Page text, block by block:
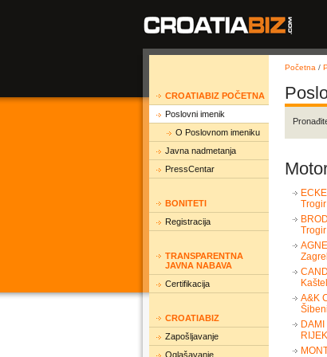
CROATIABIZ POČETNA
Poslovni imenik
O Poslovnom imeniku
Javna nadmetanja
PressCentar
BONITETI
Registracija
TRANSPARENTNA
JAVNA NABAVA
Certifikacija
CROATIABIZ
Zapošljavanje
Oglašavanje
Početna /
Trogir
Trogir
A&K
DAMI